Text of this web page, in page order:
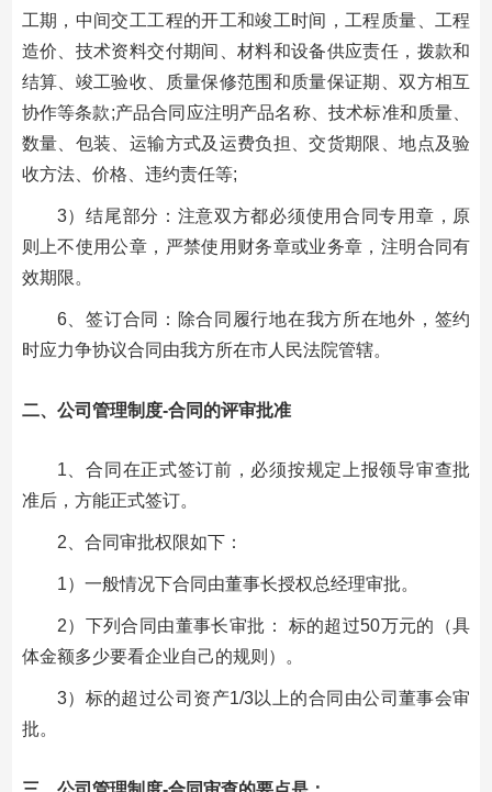
工期，中间交工工程的开工和竣工时间，工程质量、工程
造价、技术资料交付期间、材料和设备供应责任，拨款和
结算、竣工验收、质量保修范围和质量保证期、双方相互
协作等条款;产品合同应注明产品名称、技术标准和质量、
数量、包装、运输方式及运费负担、交货期限、地点及验
收方法、价格、违约责任等;
3）结尾部分：注意双方都必须使用合同专用章，原
则上不使用公章，严禁使用财务章或业务章，注明合同有
效期限。
6、签订合同：除合同履行地在我方所在地外，签约
时应力争协议合同由我方所在市人民法院管辖。
二、公司管理制度-合同的评审批准
1、合同在正式签订前，必须按规定上报领导审查批
准后，方能正式签订。
2、合同审批权限如下：
1）一般情况下合同由董事长授权总经理审批。
2）下列合同由董事长审批： 标的超过50万元的（具
体金额多少要看企业自己的规则）。
3）标的超过公司资产1/3以上的合同由公司董事会审
批。